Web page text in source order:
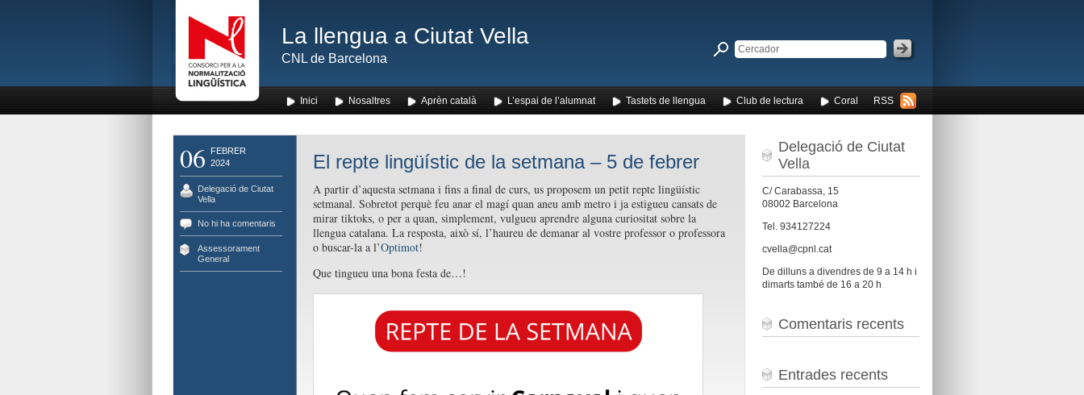
La llengua a Ciutat Vella
CNL de Barcelona
RSS
Inici Nosaltres Aprèn català L’espai de l’alumnat Tastets de llengua Club de lectura Coral
06
FEBRER
2024
Delegació de Ciutat
Vella
No hi ha comentaris
Assessorament,
General
El repte lingüístic de la setmana – 5 de febrer
A partir d’aquesta setmana i fins a final de curs, us proposem un petit repte lingüístic
setmanal. Sobretot perquè feu anar el magí quan aneu amb metro i ja estigueu cansats de
mirar tiktoks, o per a quan, simplement, vulgueu aprendre alguna curiositat sobre la
llengua catalana. La resposta, això sí, l’haureu de demanar al vostre professor o professora
o buscar-la a l’Optimot!
Que tingueu una bona festa de…!
Delegació de Ciutat
Vella
C/ Carabassa, 15
08002 Barcelona
Tel. 934127224
cvella@cpnl.cat
De dilluns a divendres de 9 a 14 h i
dimarts també de 16 a 20 h
Comentaris recents
Entrades recents